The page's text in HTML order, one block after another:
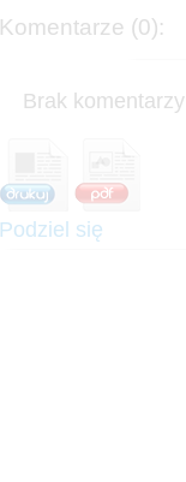
Komentarze (0):
Brak
Podziel się